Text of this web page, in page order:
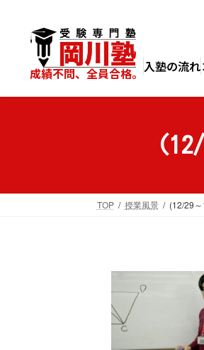
へ
ョ
成績不問、全員合格。 入塾の流れ
TOP 授業風景 (12/29